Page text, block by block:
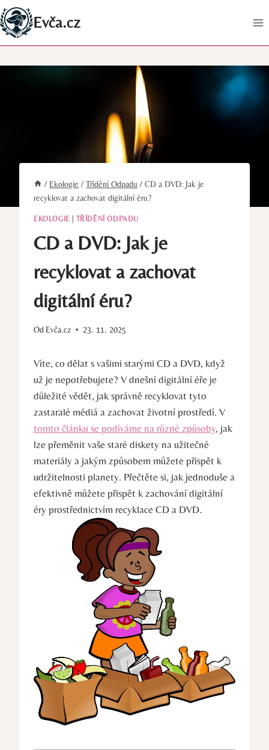
Přeskočit
na
obsah
Evča.cz
/ Ekologie / Třídění Odpadu / CD a DVD: Jak je
recyklovat a zachovat digitální éru?
EKOLOGIE TŘÍDĚNÍ ODPADU
CD a DVD: Jak je
recyklovat a zachovat
digitální éru?
Od Evča.cz 23. 11. 2025
Víte, co dělat s vašimi starými CD a DVD, když
už je nepotřebujete? V dnešní digitální éře je
důležité vědět, jak správně recyklovat tyto
zastaralé médiá a zachovat životní prostředí. V
tomto článku se podíváme na různé způsoby, jak
lze přeměnit vaše staré diskety na užitečné
materiály a jakým způsobem můžete přispět k
udržitelnosti planety. Přečtěte si, jak jednoduše a
efektivně můžete přispět k zachování digitální
éry prostřednictvím recyklace CD a DVD.